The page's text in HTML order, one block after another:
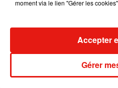
Julien Lieb
dans son
moment via le lien "Gérer les
Gérer
Accepter